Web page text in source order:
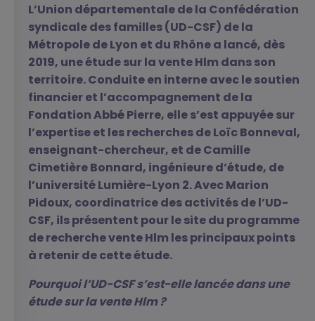
L’Union départementale de la Confédération
syndicale des familles (UD-CSF) de la
Métropole de Lyon et du Rhône a lancé, dès
2019, une étude sur la vente Hlm dans son
territoire. Conduite en interne avec le soutien
financier et l’accompagnement de la
Fondation Abbé Pierre, elle s’est appuyée sur
l’expertise et les recherches de Loïc Bonneval,
enseignant-chercheur, et de Camille
Cimetière Bonnard, ingénieure d’étude, de
l’université Lumière-Lyon 2. Avec Marion
Pidoux, coordinatrice des activités de l’UD-
CSF, ils présentent pour le site du programme
de recherche vente Hlm les principaux points
à retenir de cette étude.
Pourquoi l’UD-CSF s’est-elle lancée dans une
étude sur la vente Hlm ?